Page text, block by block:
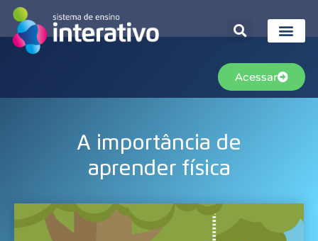
Acessar
A importância de
aprender física